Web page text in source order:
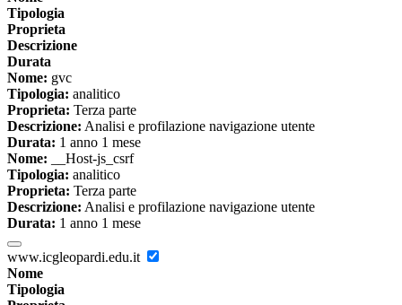
Tipologia
Proprieta
Descrizione
Durata
Nome: gvc
Tipologia: analitico
Proprieta: Terza parte
Descrizione: Analisi e profilazione navigazione utente
Durata: 1 anno 1 mese
Nome: __Host-js_csrf
Tipologia: analitico
Proprieta: Terza parte
Descrizione: Analisi e profilazione navigazione utente
Durata: 1 anno 1 mese
www.icgleopardi.edu.it
Nome
Tipologia